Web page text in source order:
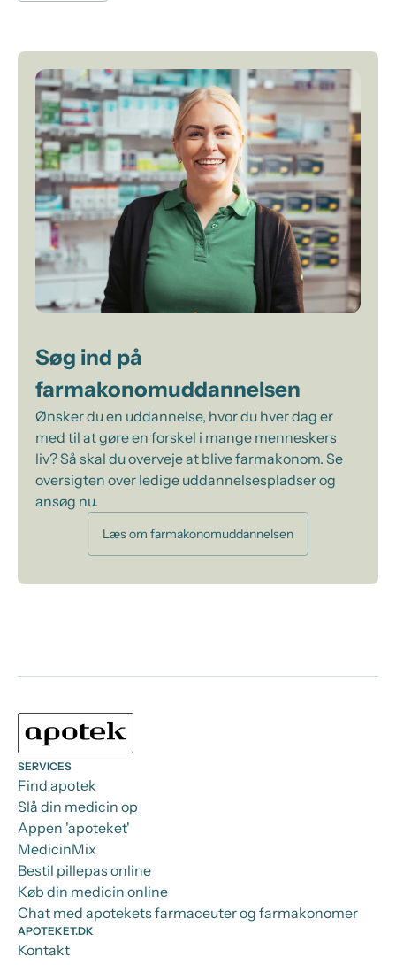
Søg ind på
farmakonomuddannelsen
Ønsker du en uddannelse, hvor du hver dag er
med til at gøre en forskel i mange menneskers
liv? Så skal du overveje at blive farmakonom. Se
oversigten over ledige uddannelsespladser og
ansøg nu.
Læs om farmakonomuddannelsen
SERVICES
Find apotek
Slå din medicin op
Appen 'apoteket'
MedicinMix
Bestil pillepas online
Køb din medicin online
Chat med apotekets farmaceuter og farmakonomer
APOTEKET.DK
Kontakt